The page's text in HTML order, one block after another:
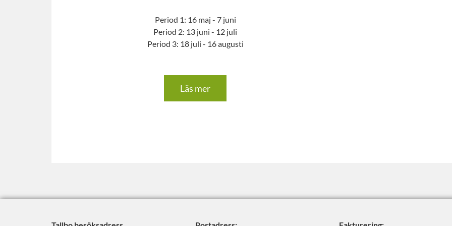
Period 1: 16 maj - 7 juni
Period 2: 13 juni - 12 juli
Period 3: 18 juli - 16 augusti
Läs mer